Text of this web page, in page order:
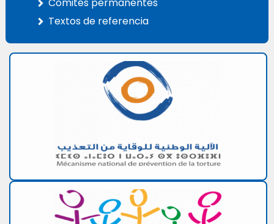
Textos de referencia